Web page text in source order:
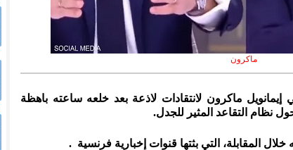
ماكرون
ماكرون لانتقادات لاذعة بعد خلعه ساعته باهظة
نظام التقاعد المثير للجدل.
المقابلة، التي بثتها قنوات إخبارية فرنسية .